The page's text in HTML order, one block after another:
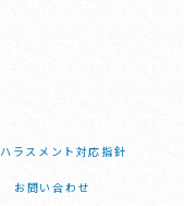
ハラスメント対応指針
お問い合わせ